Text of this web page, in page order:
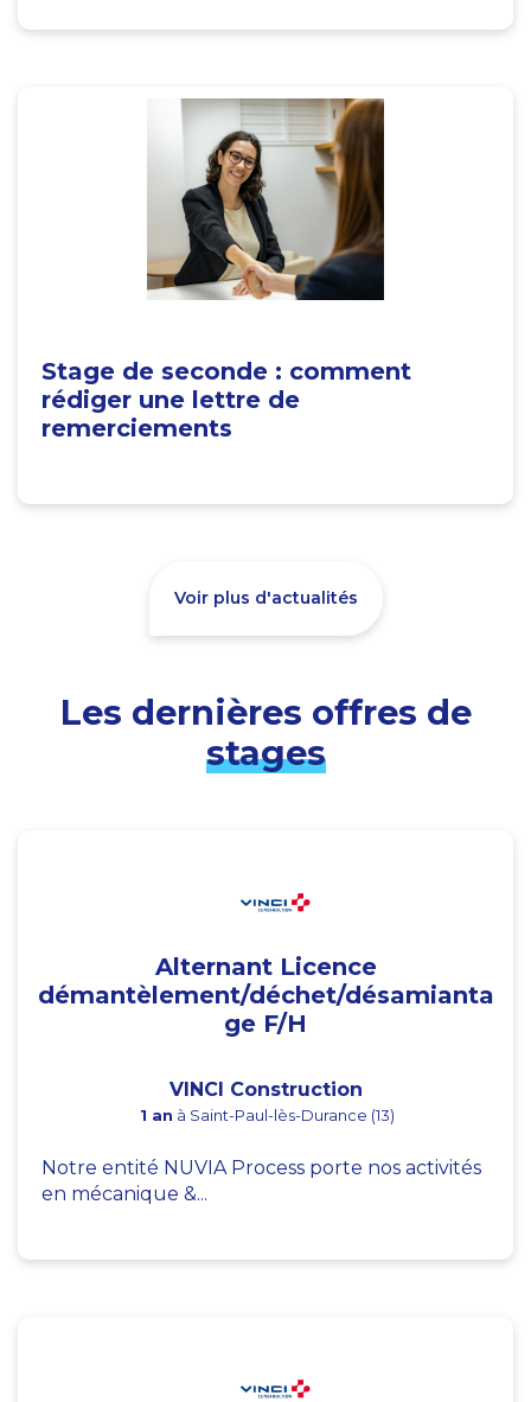
Stage de seconde : comment
rédiger une lettre de
remerciements
Voir plus d'actualités
Les dernières offres de
stages
Alternant Licence
démantèlement/déchet/désamianta
ge F/H
VINCI Construction
1 an à Saint-Paul-lès-Durance (13)
Notre entité NUVIA Process porte nos activités
en mécanique &...